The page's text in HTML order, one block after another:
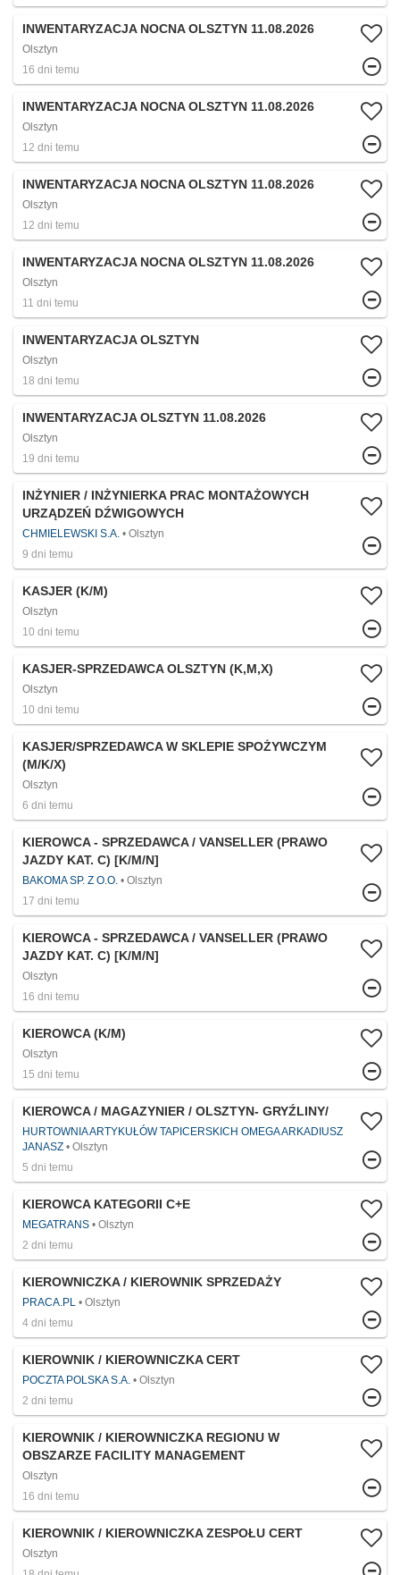
INWENTARYZACJA NOCNA OLSZTYN 11.08.2026​
Olsztyn
16 dni temu
INWENTARYZACJA NOCNA OLSZTYN 11.08.2026​
Olsztyn
12 dni temu
INWENTARYZACJA NOCNA OLSZTYN 11.08.2026​
Olsztyn
12 dni temu
INWENTARYZACJA NOCNA OLSZTYN 11.08.2026​
Olsztyn
11 dni temu
INWENTARYZACJA OLSZTYN
Olsztyn
18 dni temu
INWENTARYZACJA OLSZTYN 11.08.2026​
Olsztyn
19 dni temu
INŻYNIER / INŻYNIERKA PRAC MONTAŻOWYCH
URZĄDZEŃ DŹWIGOWYCH
CHMIELEWSKI S.A.
Olsztyn
9 dni temu
KASJER (K/M)
Olsztyn
10 dni temu
KASJER-SPRZEDAWCA OLSZTYN (K,M,X)
Olsztyn
10 dni temu
KASJER/SPRZEDAWCA W SKLEPIE SPOŻYWCZYM
(M/K/X)
Olsztyn
6 dni temu
KIEROWCA - SPRZEDAWCA / VANSELLER (PRAWO
JAZDY KAT. C) [K/M/N]
BAKOMA SP. Z O.O.
Olsztyn
17 dni temu
KIEROWCA - SPRZEDAWCA / VANSELLER (PRAWO
JAZDY KAT. C) [K/M/N]
Olsztyn
16 dni temu
KIEROWCA (K/M)
Olsztyn
15 dni temu
KIEROWCA / MAGAZYNIER / OLSZTYN- GRYŹLINY/
HURTOWNIA ARTYKUŁÓW TAPICERSKICH OMEGA ARKADIUSZ
JANASZ
Olsztyn
5 dni temu
KIEROWCA KATEGORII C+E
MEGATRANS
Olsztyn
2 dni temu
KIEROWNICZKA / KIEROWNIK SPRZEDAŻY
PRACA.PL
Olsztyn
4 dni temu
KIEROWNIK / KIEROWNICZKA CERT
POCZTA POLSKA S.A.
Olsztyn
2 dni temu
KIEROWNIK / KIEROWNICZKA REGIONU W
OBSZARZE FACILITY MANAGEMENT
Olsztyn
16 dni temu
KIEROWNIK / KIEROWNICZKA ZESPOŁU CERT
Olsztyn